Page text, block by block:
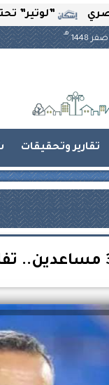
”لوتير” تحتضن
هـ
تقارير وتحقيقات